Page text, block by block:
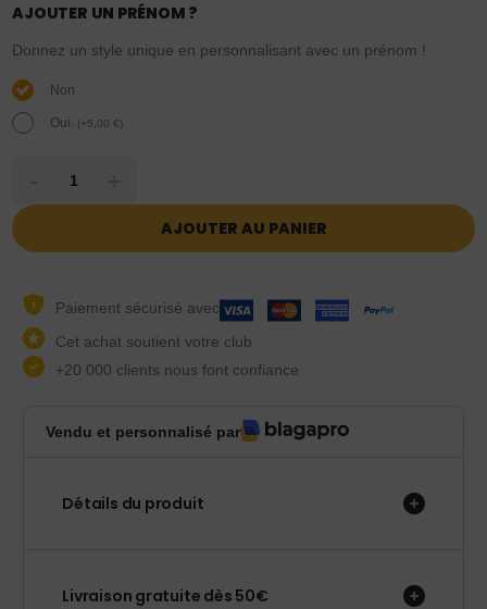
AJOUTER UN PRÉNOM ?
Donnez un style unique en personnalisant avec un prénom !
Non
Oui. (+5,00€)
AJOUTER AU PANIER
Paiement sécurisé avec
Cet achat soutient votre club
+20 000 clients nous font confiance
Vendu et personnalisé par
Détails du produit
Livraison gratuite dès 50€